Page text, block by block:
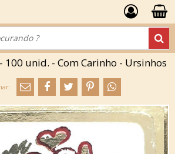
100 unid. - Com Carinho - Ursinhos